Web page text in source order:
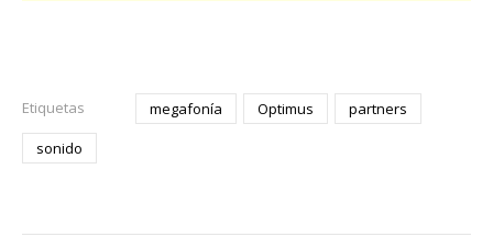
Etiquetas megafonía Optimus
partners
sonido